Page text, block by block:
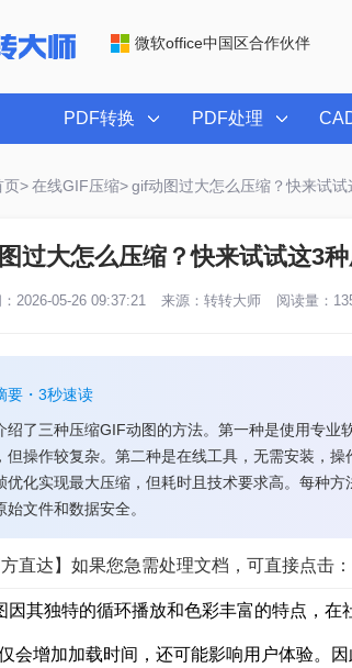
微软office中国区合作伙伴
PDF转换 PDF处理
页> 在线GIF压缩> gif动图过大怎么压缩？快来试试
过大怎么压缩？快来试试这3种
2026-05-26 09:37:21 来源： 转转大师 阅读量：
要・3秒速读
绍了三种压缩GIF动图的方法。第一种是使用专
但操作较复杂。第二种是在线工具，无需安装，
优化实现最大压缩，但耗时且技术要求高。每种
始文件和数据安全。
直达】如果您急需处理文档，可直接点击：
因其独特的循环播放和色彩丰富的特点，
会增加加载时间，还可能影响用户体验。